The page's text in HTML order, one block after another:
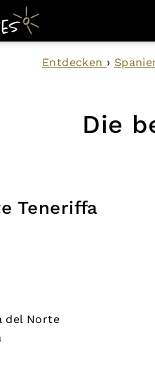
Entdecken ›
Die
Teneriffa
del Norte